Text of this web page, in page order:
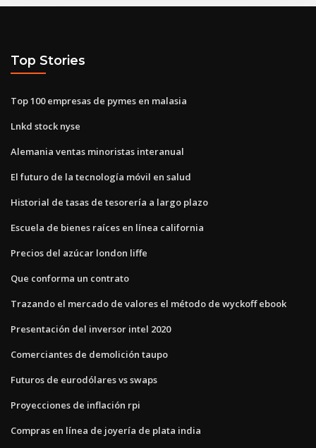
Top Stories
Top 100 empresas de pymes en malasia
Lnkd stock nyse
Alemania ventas minoristas interanual
El futuro de la tecnología móvil en salud
Historial de tasas de tesorería a largo plazo
Escuela de bienes raíces en línea california
Precios del azúcar london liffe
Que conforma un contrato
Trazando el mercado de valores el método de wyckoff ebook
Presentación del inversor intel 2020
Comerciantes de demolición taupo
Futuros de eurodólares vs swaps
Proyecciones de inflación rpi
Compras en línea de joyería de plata india